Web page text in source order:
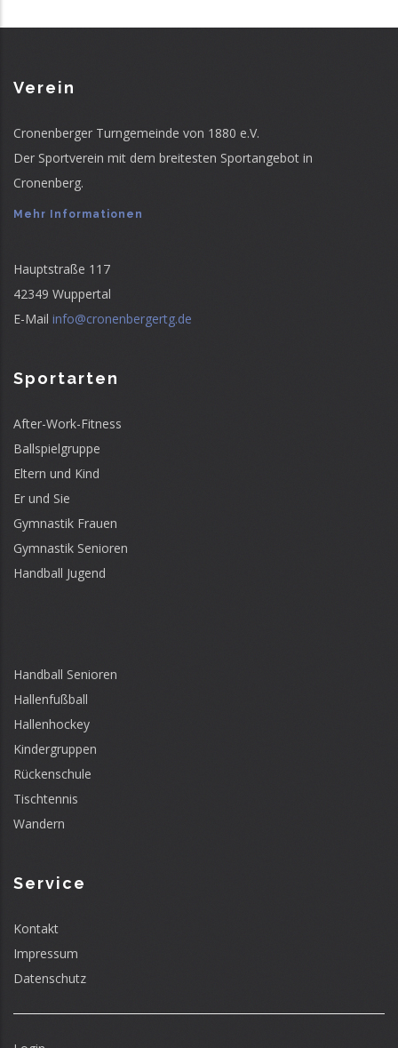
Verein
Cronenberger Turngemeinde von 1880 e.V.
Der Sportverein mit dem breitesten Sportangebot in
Cronenberg.
Mehr Informationen
Hauptstraße 117
42349 Wuppertal
E-Mail info@cronenbergertg.de
Sportarten
After-Work-Fitness
Ballspielgruppe
Eltern und Kind
Er und Sie
Gymnastik Frauen
Gymnastik Senioren
Handball Jugend
Handball Senioren
Hallenfußball
Hallenhockey
Kindergruppen
Rückenschule
Tischtennis
Wandern
Service
Kontakt
Impressum
Datenschutz